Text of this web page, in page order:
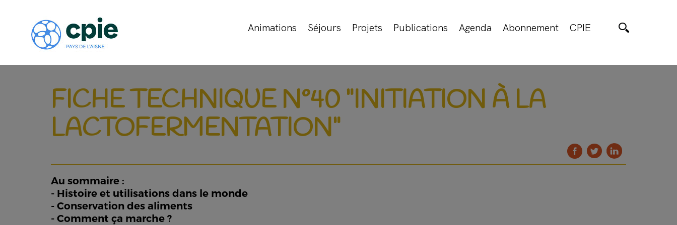
Animations Séjours Projets Publications Agenda Abonnement CPIE
FICHE TECHNIQUE N°40 "INITIATION À LA
LACTOFERMENTATION"
Au sommaire :
- Histoire et utilisations dans le monde
- Conservation des aliments
- Comment ça marche ?